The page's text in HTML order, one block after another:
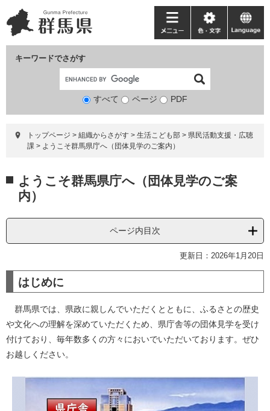
ー
ジ
ニ
ュ
て
キーワードでさがす
検
象
すべて ページ PDF
メ
ニ
ー
色・
文
language
トップページ > 組織からさがす > 生活こども部 > 県民活動支援・広聴
課 > ようこそ群馬県庁へ（団体見学のご案内）
文
ようこそ群馬県庁へ（団体見学のご案
内）
ページ内目次
更新日：2026年1月20日
はじめに
群馬県では、県政に親しんでいただくとともに、ふるさとの歴史
や文化への理解を深めていただくため、県庁舎等の団体見学を受け
付けており、毎年数多くの方々においでいただいております。ぜひ
お越しください。